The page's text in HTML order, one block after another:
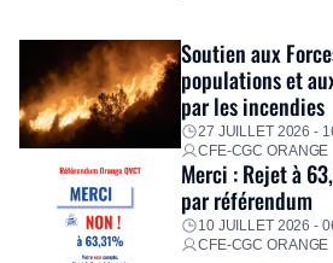
Fidèle à sa mission d’utilité sociale,
immédiatement ses équipes afin de
personnalisé, des aides financières
premières dépenses, […]
Soutien aux
populations et
par les incendies
27 JUILLET 2026 -
CFE-CGC ORANGE
Merci : Rejet à
par référendum
10 JUILLET 2026 -
CFE-CGC ORANGE